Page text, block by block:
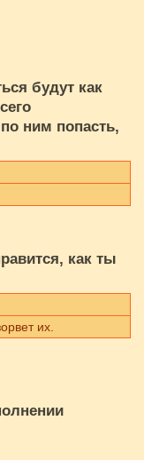
будут как
ним попасть,
как ты
их.